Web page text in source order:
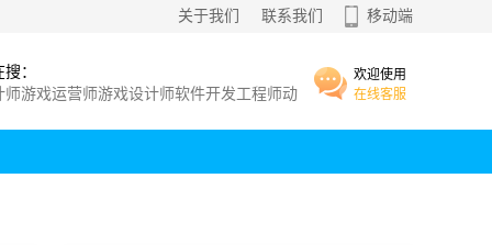
关于我们 联系我们 移动端
：
师游戏运营师游戏设计师软件开发工程师动
欢迎使用
在线客服